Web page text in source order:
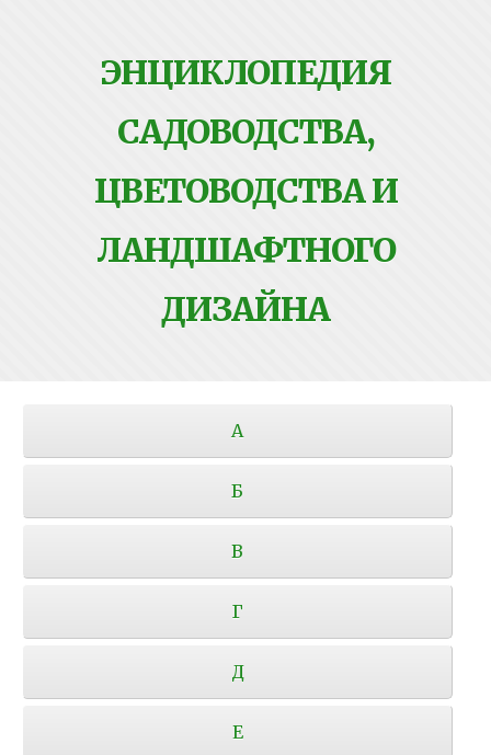
ЭНЦИКЛОПЕДИЯ
САДОВОДСТВА,
ЦВЕТОВОДСТВА И
ЛАНДШАФТНОГО
ДИЗАЙНА
А
Б
В
Г
Д
Е